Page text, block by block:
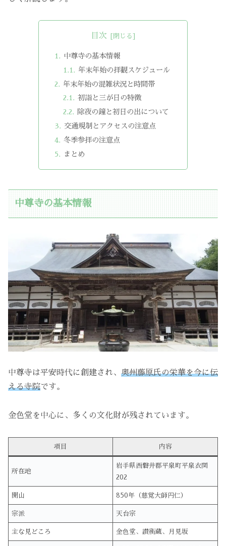
目次
中尊寺の基本情報
年末年始の拝観スケジュール
年末年始の混雑状況と時間帯
初詣と三が日の特徴
除夜の鐘と初日の出について
交通規制とアクセスの注意点
冬季参拝の注意点
まとめ
中尊寺の基本情報
中尊寺は平安時代に創建され、 奥州藤原氏の栄華を今に伝
える寺院です。
金色堂を中心に、多くの文化財が残されています。
項目 内容
所在地
岩手県西磐井郡平泉町平泉衣関
202
開山 850年（慈覚大師円仁）
宗派 天台宗
主な見どころ 金色堂、讃衡蔵、月見坂